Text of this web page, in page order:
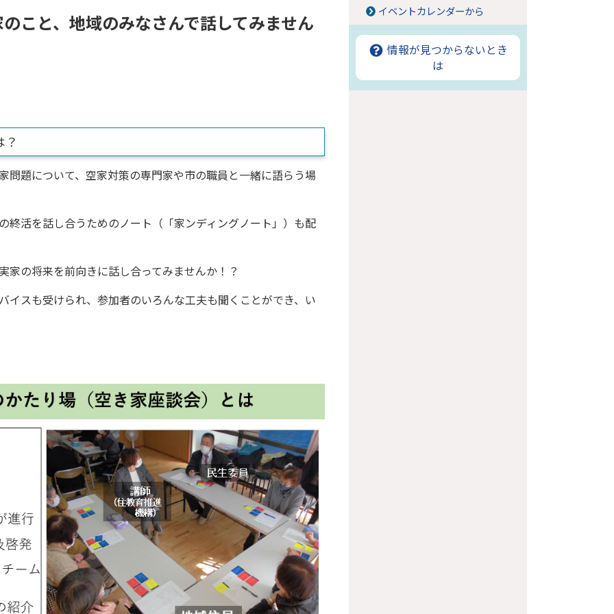
こと、地域のみなさんで話してみません
？
題について、空家対策の専門家や市の職員と一緒に語らう場
活を話し合うためのノート（「家ンディングノート」）も配
の将来を前向きに話し合ってみませんか！？
スも受けられ、参加者のいろんな工夫も聞くことができ、い
イベントカレンダーから
情報が見つからないとき
は